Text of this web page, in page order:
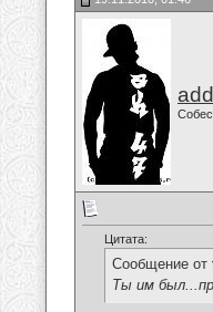
Цитата:
Сообщение от
Ты им